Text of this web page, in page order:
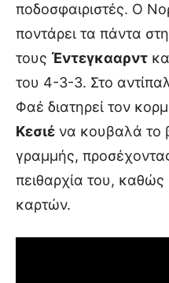
ποδοσφαιριστές. Ο
ποντάρει τα πάντα
τους Έντεγκααρντ
του 4-3-3. Στο
Φαέ διατηρεί τον
Κεσιέ να κουβαλά το
γραμμής,
πειθαρχία του, καθώς
καρτών.